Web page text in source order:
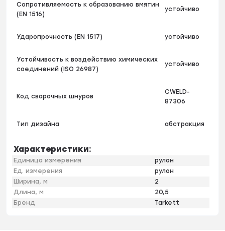
Сопротивляемость к образованию вмятин
(EN 1516)
устойчиво
Ударопрочность (EN 1517) устойчиво
Устойчивость к воздействию химических
соединений (ISO 26987)
устойчиво
Код сварочных шнуров
CWELD-
87306
Тип дизайна абстракция
Характеристики:
Единица измерения
рулон
Ед. измерения
рулон
Ширина, м
2
Длина, м
20,5
Бренд
Tarkett